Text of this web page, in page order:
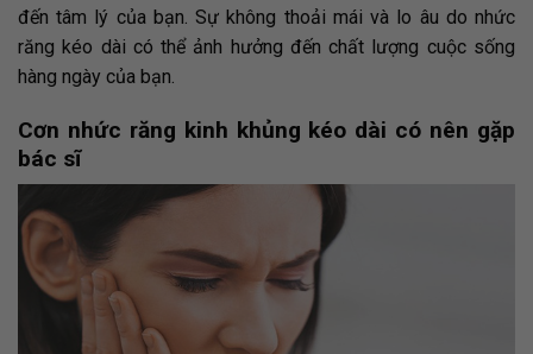
đến tâm lý của bạn. Sự không thoải mái và lo âu do nhức
răng kéo dài có thể ảnh hưởng đến chất lượng cuộc sống
hàng ngày của bạn.
Cơn nhức răng kinh khủng kéo dài có nên gặp
bác sĩ